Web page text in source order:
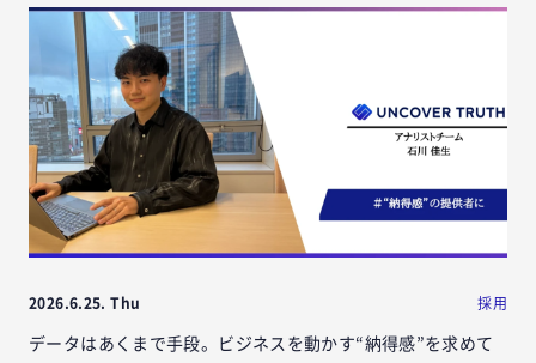
2026.6.25. Thu 採用
データはあくまで手段。ビジネスを動かす“納得感”を求めて